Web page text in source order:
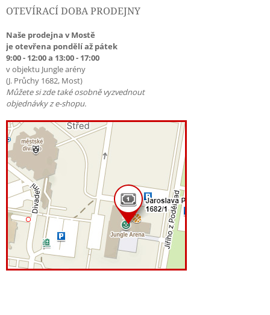
OTEVÍRACÍ DOBA PRODEJNY
Naše prodejna v Mostě
je otevřena pondělí až pátek
9:00 - 12:00 a 13:00 - 17:00
v objektu Jungle arény
(J. Průchy 1682, Most)
Můžete si zde také osobně vyzvednout
objednávky z e-shopu.